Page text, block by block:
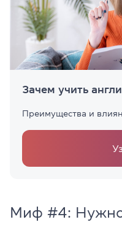
Зачем учить
Преимущества и
Миф #4: